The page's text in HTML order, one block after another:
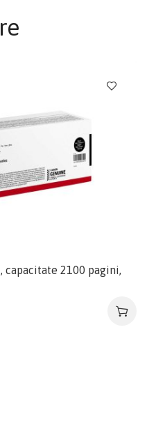
capacitate 2100 pagini,